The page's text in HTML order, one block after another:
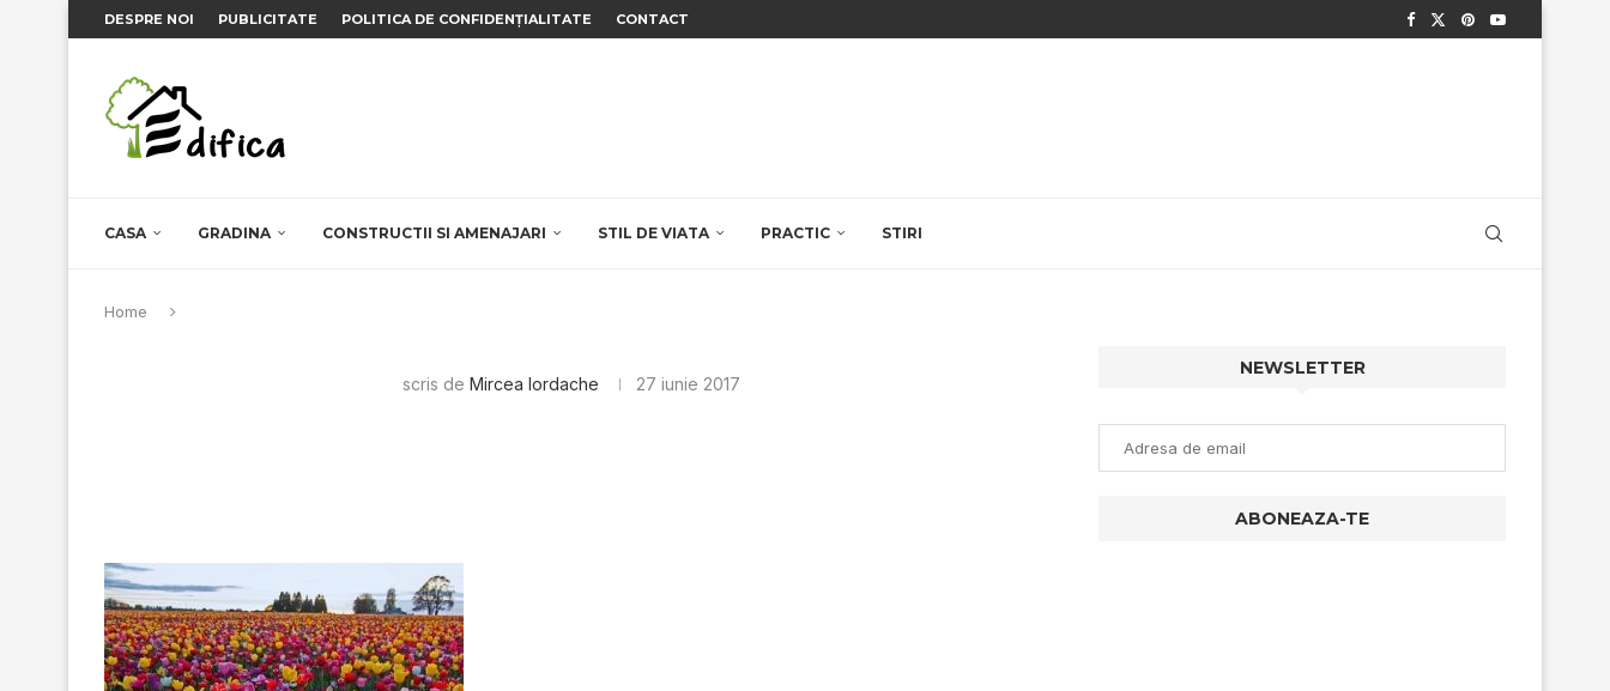
DESPRE NOI PUBLICITATE POLITICA DE CONFIDENȚIALITATE CONTACT
CASA GRADINA CONSTRUCTII SI AMENAJARI STIL DE VIATA PRACTIC STIRI
Home
scris de Mircea Iordache 27 iunie 2017
NEWSLETTER